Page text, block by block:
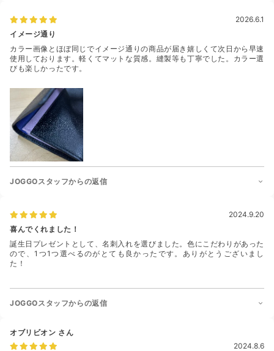
2026.6.1
イメージ通り
カラー画像とほぼ同じでイメージ通りの商品が届き嬉しくて次日から早速
使用しております。軽くてマットな質感。縫製等も丁寧でした。カラー選
びも楽しかったです。
JOGGOスタッフからの返信
2024.9.20
喜んでくれました！
誕生日プレゼントとして、名刺入れを選びました。色にこだわりがあった
ので、1つ1つ選べるのがとても良かったです。ありがとうございまし
た！
JOGGOスタッフからの返信
オブリビオン さん
2024.8.6